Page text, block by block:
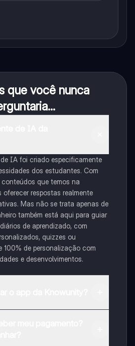
que você nunca
IA foi criado especificamente
dos estudantes. Com
que temos na
oferecer respostas realmente
Mas não se trata apenas de
também está aqui para guiar
de aprendizado, com
quizzes ou
de personalização com
e desenvolvimentos.